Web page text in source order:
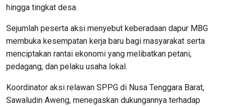
hingga tingkat desa.
Sejumlah peserta aksi menyebut keberadaan dapur MBG
membuka kesempatan kerja baru bagi masyarakat serta
menciptakan rantai ekonomi yang melibatkan petani,
pedagang, dan pelaku usaha lokal.
Koordinator aksi relawan SPPG di Nusa Tenggara Barat,
Sawaludin Aweng, menegaskan dukungannya terhadap